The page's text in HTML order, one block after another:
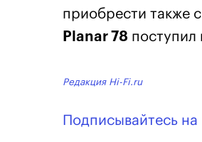
приобрести также
Planar 78 поступил
Редакция Hi-Fi.ru
Подписывайтесь